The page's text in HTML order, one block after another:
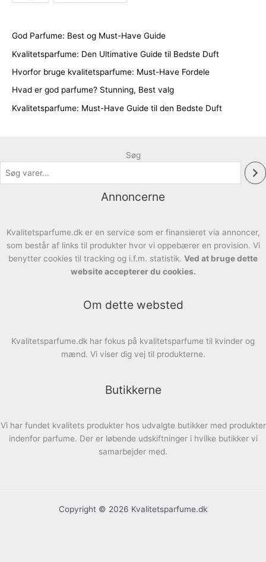
God Parfume: Best og Must-Have Guide
Kvalitetsparfume: Den Ultimative Guide til Bedste Duft
Hvorfor bruge kvalitetsparfume: Must-Have Fordele
Hvad er god parfume? Stunning, Best valg
Kvalitetsparfume: Must-Have Guide til den Bedste Duft
Søg
Annoncerne
Kvalitetsparfume.dk er en service som er finansieret via annoncer,
som består af links til produkter hvor vi oppebærer en provision. Vi
benytter cookies til tracking og i.f.m. statistik. Ved at bruge dette
website accepterer du cookies.
Om dette websted
Kvalitetsparfume.dk har fokus på kvalitetsparfume til kvinder og
mænd. Vi viser dig vej til produkterne.
Butikkerne
Vi har fundet kvalitets produkter hos udvalgte butikker med produkter
indenfor parfume. Der er løbende udskiftninger i hvilke butikker vi
samarbejder med.
Copyright © 2026 Kvalitetsparfume.dk